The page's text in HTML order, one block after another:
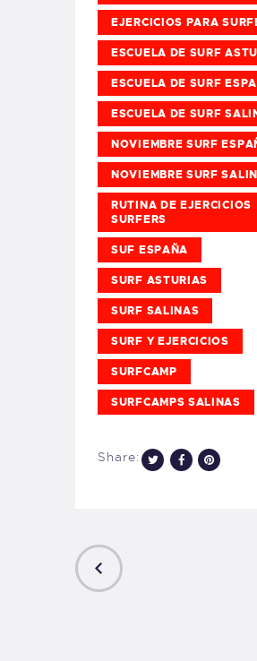
EJERCICIOS PARA
ESCUELA DE SURF
ESCUELA DE SURF
ESCUELA DE SURF
NOVIEMBRE SURF
NOVIEMBRE SURF
RUTINA DE EJERCICIOS
SURFERS
SUF ESPAÑA
SURF ASTURIAS
SURF SALINAS
SURF Y EJERCICIOS
SURFCAMP
SURFCAMPS SALINAS
Share: